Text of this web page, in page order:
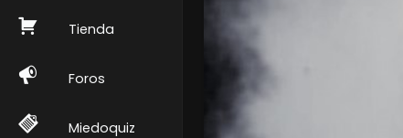
Tienda
Foros
Miedoquiz